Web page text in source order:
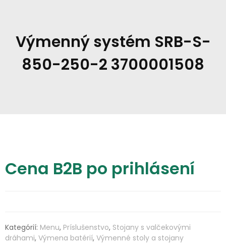
Výmenný systém SRB-S-
850-250-2 3700001508
Cena B2B po prihlásení
Kategórií: Menu, Príslušenstvo, Stojany s valčekovými
dráhami, Výmena batérií, Výmenné stoly a stojany